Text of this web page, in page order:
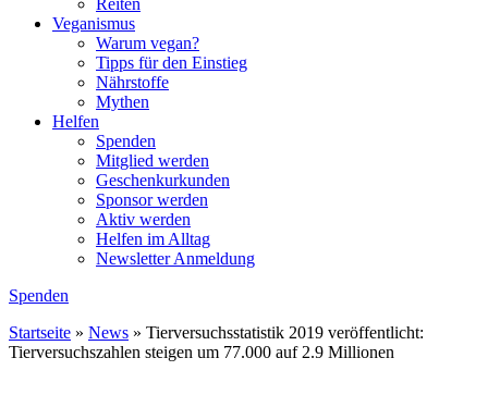
Reiten
Veganismus
Warum vegan?
Tipps für den Einstieg
Nährstoffe
Mythen
Helfen
Spenden
Mitglied werden
Geschenkurkunden
Sponsor werden
Aktiv werden
Helfen im Alltag
Newsletter Anmeldung
Spenden
Startseite » News » Tierversuchsstatistik 2019 veröffentlicht:
Tierversuchszahlen steigen um 77.000 auf 2.9 Millionen